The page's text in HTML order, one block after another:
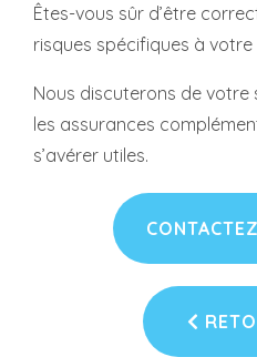
Êtes-vous sûr d’être
risques spécifiques à
Nous discuterons de
les assurances
s’avérer utiles.